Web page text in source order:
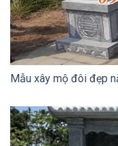
Mẫu xây mộ đôi đẹp